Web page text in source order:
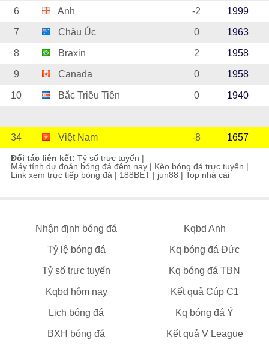
6 Anh -2 1999
7 Châu Úc 0 1963
8 Braxin 2 1958
9 Canada 0 1958
10 Bắc Triều Tiên 0 1940
34 Việt Nam -8 1657
Đối tác liên kết: Tỷ số trực tuyến |
Máy tính dự đoán bóng đá đêm nay | Kèo bóng đá trực tuyến |
Link xem trực tiếp bóng đá | 188BET | jun88 | Top nhà cái
Nhận định bóng đá Kqbd Anh
Tỷ lệ bóng đá Kq bóng đá Đức
Tỷ số trực tuyến Kq bóng đá TBN
Kqbd hôm nay Kết quả Cúp C1
Lịch bóng đá Kq bóng đá Ý
BXH bóng đá Kết quả V League